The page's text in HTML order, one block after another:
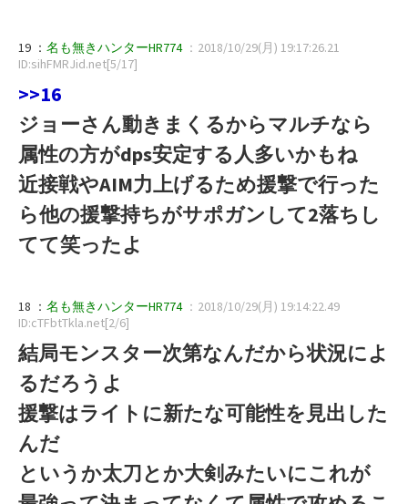
19 ： 名も無きハンターHR774 ：2018/10/29(月) 19:17:26.21
ID:sihFMRJid.net[5/17]
>>16
ジョーさん動きまくるからマルチなら
属性の方がdps安定する人多いかもね
近接戦やAIM力上げるため援撃で行った
ら他の援撃持ちがサポガンして2落ちし
てて笑ったよ
18 ： 名も無きハンターHR774 ：2018/10/29(月) 19:14:22.49
ID:cTFbtTkla.net[2/6]
結局モンスター次第なんだから状況によ
るだろうよ
援撃はライトに新たな可能性を見出した
んだ
というか太刀とか大剣みたいにこれが